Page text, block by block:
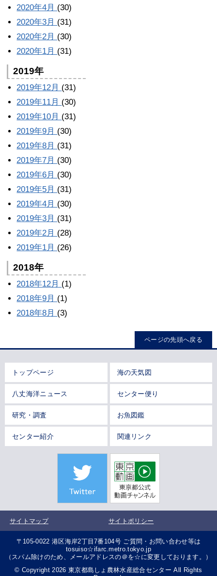
2020年4月 (30)
2020年3月 (31)
2020年2月 (30)
2020年1月 (31)
2019年
2019年12月 (31)
2019年11月 (30)
2019年10月 (31)
2019年9月 (30)
2019年8月 (31)
2019年7月 (30)
2019年6月 (30)
2019年5月 (31)
2019年4月 (30)
2019年3月 (31)
2019年2月 (28)
2019年1月 (26)
2018年
2018年12月 (1)
2018年9月 (1)
2018年8月 (3)
ページの先頭へ戻る
トップページ 海の天気図
八丈海洋ニュース センター便り
研究・調査 お魚図鑑
センター紹介 関連リンク
サイトマップ サイトポリシー
〒105-0022 港区海岸2丁目7番104号 ご質問・お問い合わせ等は
tosuiso☆ifarc.metro.tokyo.jp
（スパム除けのため、メールアドレスの＠を☆に変更しております。）
© Copyright 2026 東京都島しょ農林水産総合センター All Rights